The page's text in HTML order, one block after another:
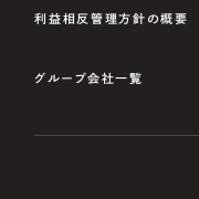
利益相反管理方針の概要
グループ会社一覧